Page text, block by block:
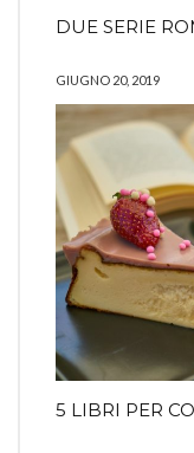
DUE SERIE
GIUGNO 20, 2019
5 LIBRI PER